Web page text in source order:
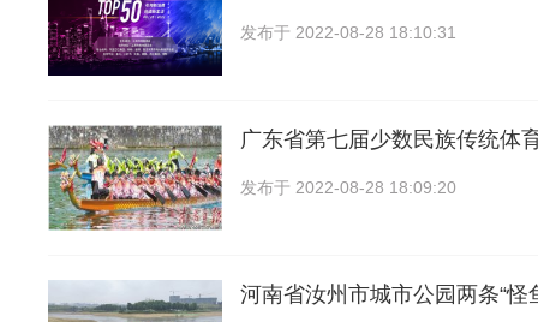
发布于 2022-08-28 18:10:31
广东省第七届少数民族传统体
发布于 2022-08-28 18:09:20
河南省汝州市城市公园两条“怪